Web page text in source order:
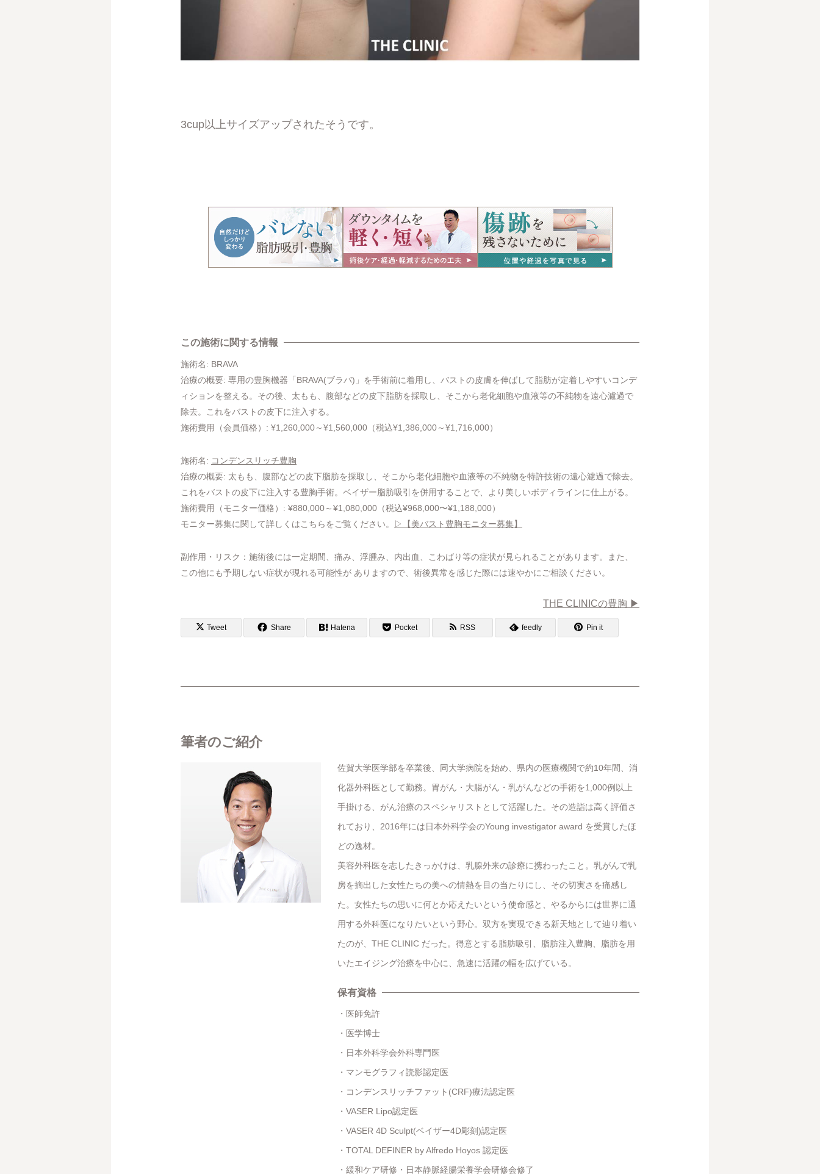
3cup以上サイズアップされたそうです。
この施術に関する情報
施術名: BRAVA
治療の概要: 専用の豊胸機器「BRAVA(ブラバ)」を手術前に着用し、バストの皮膚を伸ばして脂肪が定着しやすいコンデ
ィションを整える。その後、太もも、腹部などの皮下脂肪を採取し、そこから老化細胞や血液等の不純物を遠心濾過で
除去。これをバストの皮下に注入する。
施術費用（会員価格）: ¥1,260,000～¥1,560,000（税込¥1,386,000～¥1,716,000）
施術名: コンデンスリッチ豊胸
治療の概要: 太もも、腹部などの皮下脂肪を採取し、そこから老化細胞や血液等の不純物を特許技術の遠心濾過で除去。
これをバストの皮下に注入する豊胸手術。ベイザー脂肪吸引を併用することで、より美しいボディラインに仕上がる。
施術費用（モニター価格）: ¥880,000～¥1,080,000（税込¥968,000〜¥1,188,000）
モニター募集に関して詳しくはこちらをご覧ください。
▷【美バスト豊胸モニター募集】
副作用・リスク：施術後には一定期間、痛み、浮腫み、内出血、こわばり等の症状が見られることがあります。また、
この他にも予期しない症状が現れる可能性が ありますので、術後異常を感じた際には速やかにご相談ください。
THE CLINICの豊胸 ▶︎
Tweet Share Hatena Pocket RSS feedly Pin it
筆者のご紹介
佐賀大学医学部を卒業後、同大学病院を始め、県内の医療機関で約10年間、消
化器外科医として勤務。胃がん・大腸がん・乳がんなどの手術を1,000例以上
手掛ける、がん治療のスペシャリストとして活躍した。その造詣は高く評価さ
れており、2016年には日本外科学会のYoung investigator award を受賞したほ
どの逸材。
美容外科医を志したきっかけは、乳腺外来の診療に携わったこと。乳がんで乳
房を摘出した女性たちの美への情熱を目の当たりにし、その切実さを痛感し
た。女性たちの思いに何とか応えたいという使命感と、やるからには世界に通
用する外科医になりたいという野心。双方を実現できる新天地として辿り着い
たのが、THE CLINIC だった。得意とする脂肪吸引、脂肪注入豊胸、脂肪を用
いたエイジング治療を中心に、急速に活躍の幅を広げている。
保有資格
医師免許
医学博士
日本外科学会外科専門医
マンモグラフィ読影認定医
コンデンスリッチファット(CRF)療法認定医
VASER Lipo認定医
VASER 4D Sculpt(ベイザー4D彫刻)認定医
TOTAL DEFINER by Alfredo Hoyos 認定医
緩和ケア研修・日本静脈経腸栄養学会研修会修了